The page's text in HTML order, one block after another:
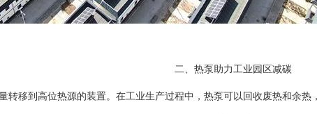
二、热泵助力工业园区减碳
转移到高位热源的装置。在工业生产过程中，热泵可以回收废热和余热